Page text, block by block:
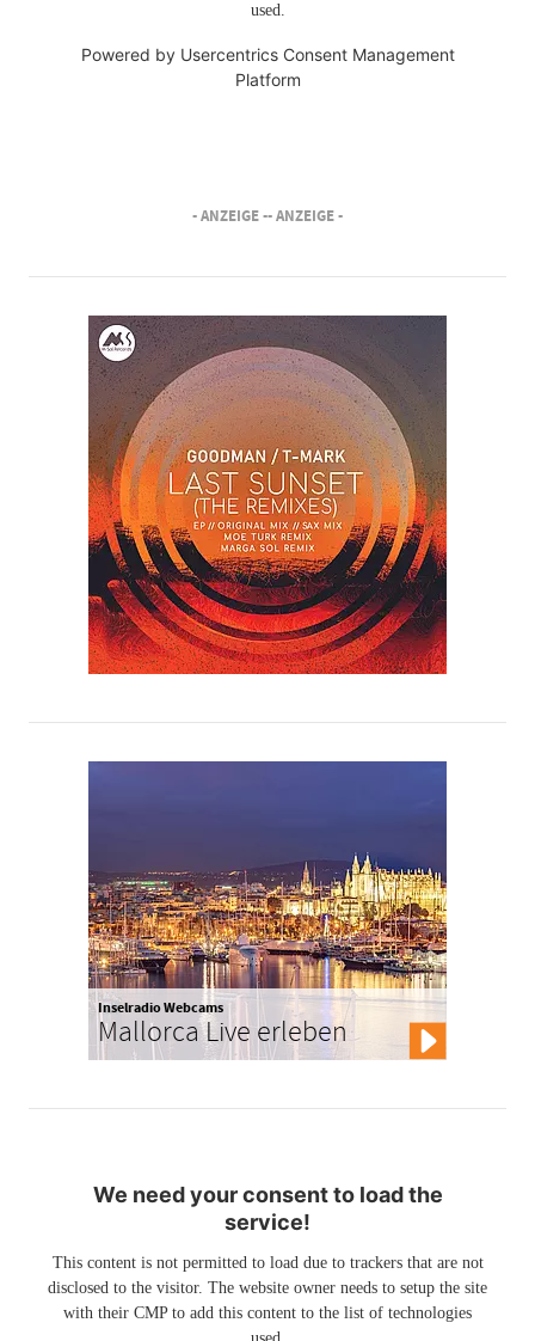
used.
Powered by Usercentrics Consent Management
Platform
- ANZEIGE -- ANZEIGE -
Inselradio Webcams
Mallorca Live erleben
We need your consent to load the
service!
This content is not permitted to load due to trackers that are not
disclosed to the visitor. The website owner needs to setup the site
with their CMP to add this content to the list of technologies